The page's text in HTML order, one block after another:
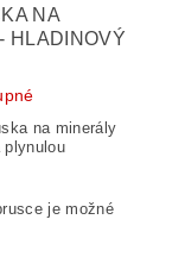
NA
HLADINOVÝ
na minerály
plynulou
je možné